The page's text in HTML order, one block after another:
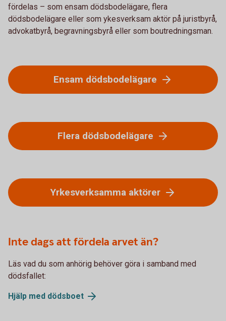
fördelas – som ensam dödsbodelägare, flera
dödsbodelägare eller som ykesverksam aktör på juristbyrå,
advokatbyrå, begravningsbyrå eller som boutredningsman.
Ensam dödsbodelägare
Flera dödsbodelägare
Yrkesverksamma aktörer
Inte dags att fördela arvet än?
Läs vad du som anhörig behöver göra i samband med
dödsfallet:
Hjälp med dödsboet